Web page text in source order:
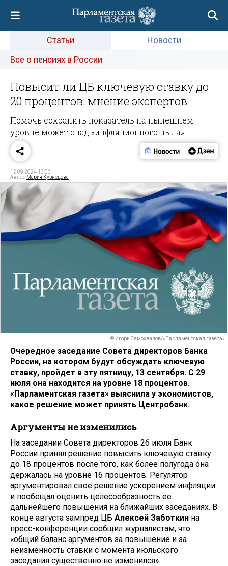
Статьи
Новости
Все о пенсиях в России
Повысит ли ЦБ ключевую ставку до
20 процентов: мнение экспертов
Помочь сохранить показатель на нынешнем
уровне может спад «инфляционного пыла»
12.09.2024 13:06
Автор: Мария Кузнецова
© Игорь Самохвалов/«Парламентская газета»
Очередное заседание Совета директоров Банка
России, на котором будут обсуждать ключевую
ставку, пройдет в эту пятницу, 13 сентября. С 29
июля она находится на уровне 18 процентов.
«Парламентская газета» выяснила у экономистов,
какое решение может принять Центробанк.
Аргументы не изменились
На заседании Совета директоров 26 июля Банк
России принял решение повысить ключевую ставку
до 18 процентов после того, как более полугода она
держалась на уровне 16 процентов. Регулятор
аргументировал свое решение ускорением инфляции
и пообещал оценить целесообразность ее
дальнейшего повышения на ближайших заседаниях. В
конце августа зампред ЦБ Алексей Заботкин на
пресс-конференции сообщил журналистам, что
«общий баланс аргументов за повышение и за
неизменность ставки с момента июльского
заседания существенно не изменился».